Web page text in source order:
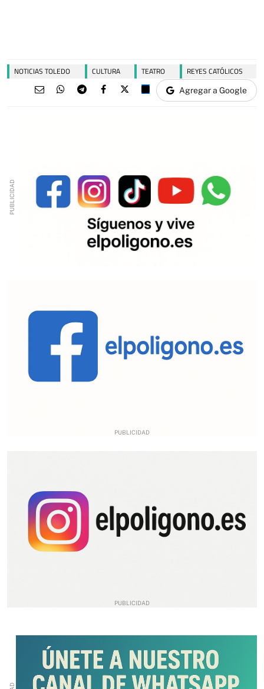
NOTICIAS TOLEDO CULTURA TEATRO REYES CATÓLICOS
Agregar a Google